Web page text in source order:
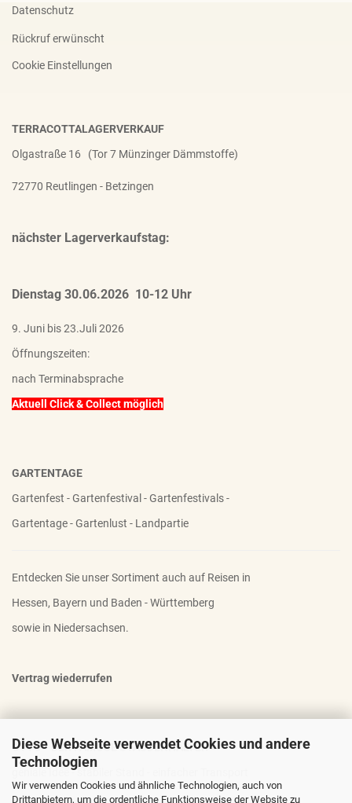
Diese Webseite verwendet Cookies und andere
Technologien
Wir verwenden Cookies und ähnliche Technologien, auch von
Drittanbietern, um die ordentliche Funktionsweise der Website zu
Datenschutz
Rückruf erwünscht
Cookie Einstellungen
TERRACOTTALAGERVERKAUF
Olgastraße 16 (Tor 7 Münzinger Dämmstoffe)
72770 Reutlingen - Betzingen
nächster Lagerverkaufstag:
Dienstag 30.06.2026 10-12 Uhr
9. Juni bis 23.Juli 2026
Öffnungszeiten:
nach Terminabsprache
Aktuell Click & Collect möglich
GARTENTAGE
Gartenfest - Gartenfestival - Gartenfestivals -
Gartentage - Gartenlust - Landpartie
Entdecken Sie unser Sortiment auch auf Reisen in
Hessen, Bayern und Baden - Württemberg
sowie in Niedersachsen.
Vertrag wiederrufen
OTTO - DER FAMOSE STAUDENHALTER
geniale Idee - stabiler Stand - einfacher Transport